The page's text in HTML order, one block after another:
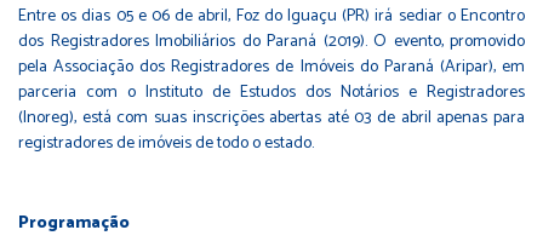
Entre os dias 05 e 06 de abril, Foz do Iguaçu (PR) irá sediar o Encontro
dos Registradores Imobiliários do Paraná (2019). O evento, promovido
pela Associação dos Registradores de Imóveis do Paraná (Aripar), em
parceria com o Instituto de Estudos dos Notários e Registradores
(Inoreg), está com suas inscrições abertas até 03 de abril apenas para
registradores de imóveis de todo o estado.
Programação